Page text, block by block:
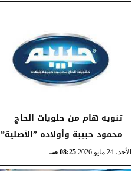
تنويه هام من حلويات الحاج
محمود حبيبة وأولاده ”الأصلية”
الأحد، 24 مايو 2026 08:25 صـ